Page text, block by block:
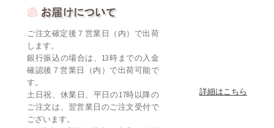
します。
銀行振込の場合は、13時までの入金
確認後７営業日（内）で出荷可能で
す。
土日祝、休業日、平日の17時以降の
ご注文は、翌営業日のご注文受付で
ございます。
※ご注文を変更の場合、内容を確認
し、メールにて確定した日時のご注
文受付となります。